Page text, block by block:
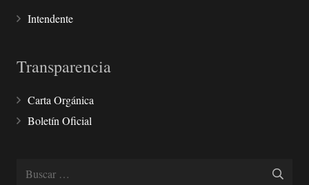
Intendente
Transparencia
Carta Orgánica
Boletín Oficial
Buscar: